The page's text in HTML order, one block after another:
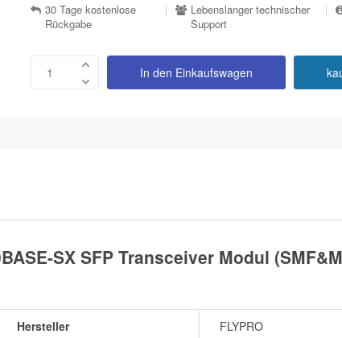
30 Tage kostenlose
Rückgabe
|
Lebenslanger technischer
Support
|
In den Einkaufswagen
SX SFP Transceiver Modul
Hersteller FLYPRO